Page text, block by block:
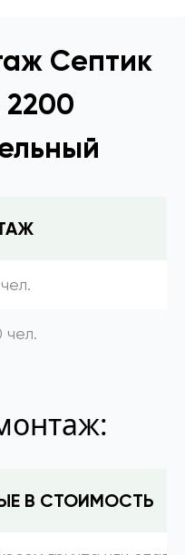
Септик
чел.
В СТОИМОСТЬ